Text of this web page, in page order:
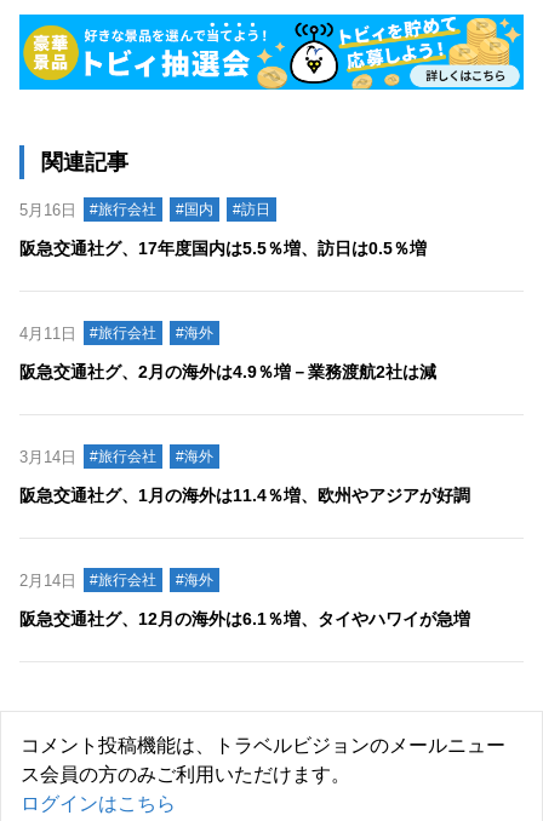
関連記事
5月16日 #旅行会社 #国内 #訪日
阪急交通社グ、17年度国内は5.5％増、訪日は0.5％増
4月11日 #旅行会社 #海外
阪急交通社グ、2月の海外は4.9％増－業務渡航2社は減
3月14日 #旅行会社 #海外
阪急交通社グ、1月の海外は11.4％増、欧州やアジアが好調
2月14日 #旅行会社 #海外
阪急交通社グ、12月の海外は6.1％増、タイやハワイが急増
コメント投稿機能は、トラベルビジョンのメールニュー
ス会員の方のみご利用いただけます。
ログインはこちら